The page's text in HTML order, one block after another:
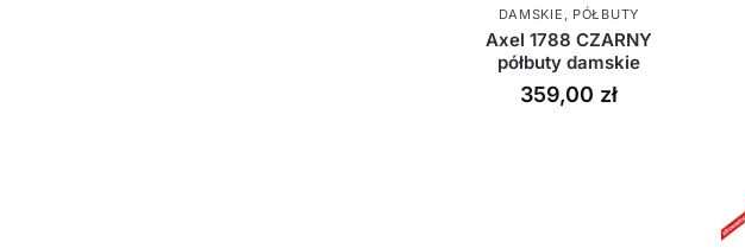
DAMSKIE , PÓŁBUTY
Axel 1788 CZARNY
półbuty damskie
359,00 zł